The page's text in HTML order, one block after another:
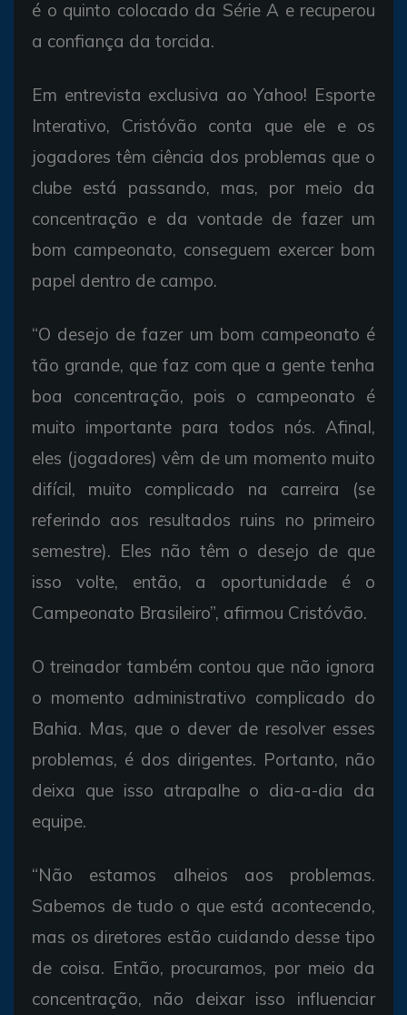
é o quinto colocado da Série A e recuperou
a confiança da torcida.
Em entrevista exclusiva ao Yahoo! Esporte
Interativo, Cristóvão conta que ele e os
jogadores têm ciência dos problemas que o
clube está passando, mas, por meio da
concentração e da vontade de fazer um
bom campeonato, conseguem exercer bom
papel dentro de campo.
“O desejo de fazer um bom campeonato é
tão grande, que faz com que a gente tenha
boa concentração, pois o campeonato é
muito importante para todos nós. Afinal,
eles (jogadores) vêm de um momento muito
difícil, muito complicado na carreira (se
referindo aos resultados ruins no primeiro
semestre). Eles não têm o desejo de que
isso volte, então, a oportunidade é o
Campeonato Brasileiro”, afirmou Cristóvão.
O treinador também contou que não ignora
o momento administrativo complicado do
Bahia. Mas, que o dever de resolver esses
problemas, é dos dirigentes. Portanto, não
deixa que isso atrapalhe o dia-a-dia da
equipe.
“Não estamos alheios aos problemas.
Sabemos de tudo o que está acontecendo,
mas os diretores estão cuidando desse tipo
de coisa. Então, procuramos, por meio da
concentração, não deixar isso influenciar